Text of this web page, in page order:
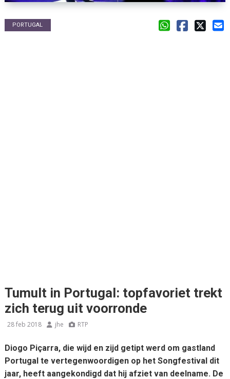
PORTUGAL
Tumult in Portugal: topfavoriet trekt
zich terug uit voorronde
28 feb 2018 jhe RTP
Diogo Piçarra, die wijd en zijd getipt werd om gastland
Portugal te vertegenwoordigen op het Songfestival dit
jaar, heeft aangekondigd dat hij afziet van deelname. De